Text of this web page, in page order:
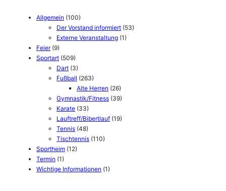
Allgemein (100)
Der Vorstand informiert (53)
Externe Veranstaltung (1)
Feier(9)
Sportart (509)
Dart (3)
Fußball (263)
Alte Herren (26)
Gymnastik/Fitness (39)
Karate (33)
Lauftreff/Bibertlauf (19)
Tennis (48)
Tischtennis (110)
Sportheim (12)
Termin (1)
Wichtige Informationen (1)